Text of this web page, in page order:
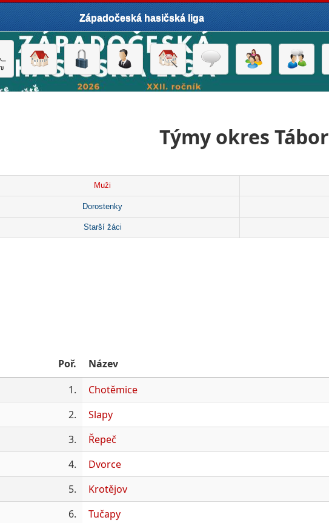
Západočeská hasičská liga
Týmy okres Tábor
Muži
Dorostenky
Starší žáci
Poř. Název
1.
Chotěmice
2.
Slapy
3.
Řepeč
4.
Dvorce
5.
Krotějov
6.
Tučapy